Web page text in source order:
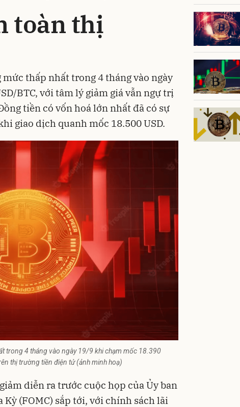
toàn thị
mức thấp nhất trong 4 tháng vào ngày
BTC, với tâm lý giảm giá vẫn ngự trị
tiền có vốn hoá lớn nhất đã có sự
giao dịch quanh mốc 18.500 USD.
trong 4 tháng vào ngày 19/9 khi chạm mốc 18.390
thị trường tiền điện tử (ảnh minh hoạ)
diễn ra trước cuộc họp của Ủy ban
(FOMC) sắp tới, với chính sách lãi